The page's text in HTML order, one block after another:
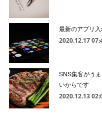
最新のアプリ
2020.12.17
SNS集客がう
いからです
2020.12.13